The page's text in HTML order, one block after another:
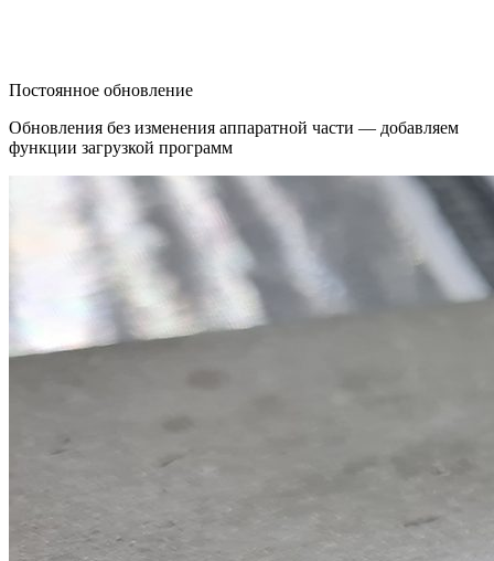
Постоянное обновление
Обновления без изменения аппаратной части — добавляем
функции загрузкой программ